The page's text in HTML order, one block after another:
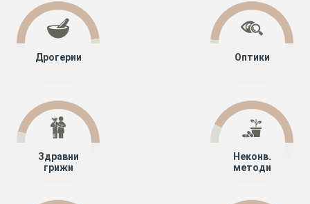
Дрогерии Оптики
Здравни
грижи
Неконв.
методи